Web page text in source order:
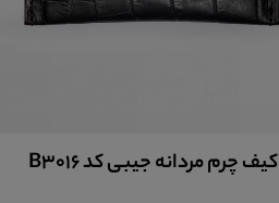
کیف چرم مردانه جیبی کد B3016